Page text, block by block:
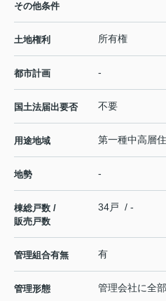
その他条件
土地権利 所有権
都市計画 -
国土法届出要否 不要
用途地域 第一種中高層
地勢 -
棟総戸数 /
販売戸数
34戸 / -
管理組合有無 有
管理形態 管理会社に全